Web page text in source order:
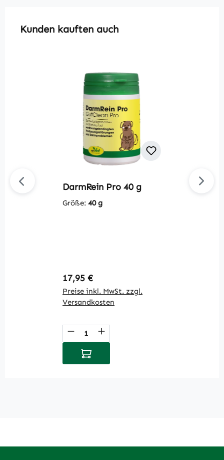
Produktgalerie überspringen
Kunden kauften auch
DarmRein Pro 40 g
Größe: 40 g
Regulärer Preis:
17,95 €
Preise inkl. MwSt. zzgl.
Versandkosten
Produkt Anzahl: Gib den
In den Warenkorb